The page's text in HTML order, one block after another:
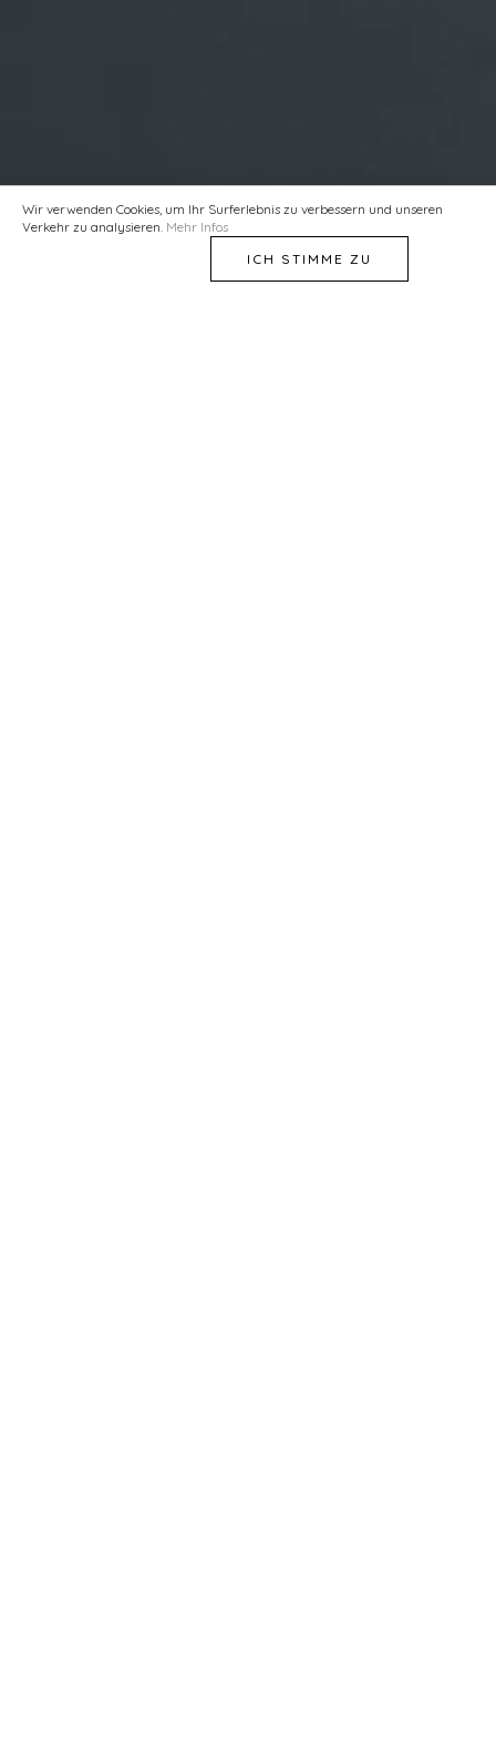
Wir verwenden Cookies, um Ihr Surferlebnis zu verbessern und unseren
Verkehr zu analysieren. Mehr Infos
ICH STIMME ZU